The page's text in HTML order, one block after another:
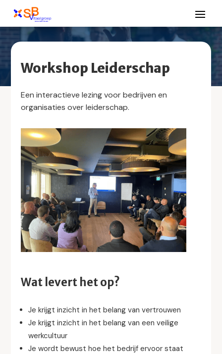
Workshop Leiderschap
Een interactieve lezing voor bedrijven en
organisaties over leiderschap.
Wat levert het op?
Je krijgt inzicht in het belang van vertrouwen
Je krijgt inzicht in het belang van een veilige
werkcultuur
Je wordt bewust hoe het bedrijf ervoor staat